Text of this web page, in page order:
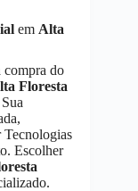
em Alta
compra do
Floresta
Tecnologias
Escolher